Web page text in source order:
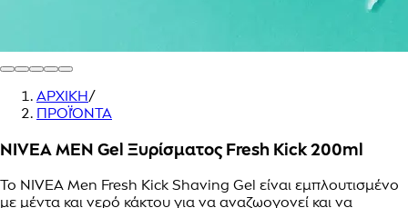
ΑΡΧΙΚΗ/
ΠΡΟΪΌΝΤΑ
NIVEA MEN Gel Ξυρίσματος Fresh Kick 200ml
Το NIVEA Men Fresh Kick Shaving Gel είναι εμπλουτισμένο
με μέντα και νερό κάκτου για να αναζωογονεί και να